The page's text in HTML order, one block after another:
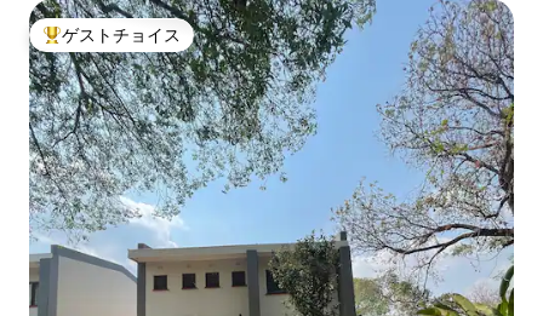
大好評のゲストチョイスです。
ゲストチョイス